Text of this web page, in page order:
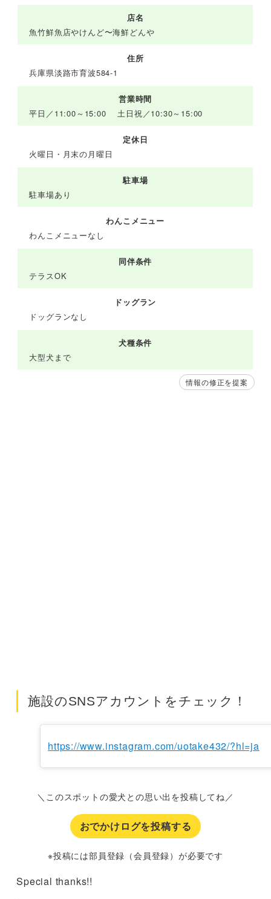
店名
魚竹鮮魚店やけんど〜海鮮どんや
住所
兵庫県淡路市育波584-1
営業時間
平日／11:00～15:00 土日祝／10:30～15:00
定休日
火曜日・月末の月曜日
駐車場
駐車場あり
わんこメニュー
わんこメニューなし
同伴条件
テラスOK
ドッグラン
ドッグランなし
犬種条件
大型犬まで
情報の修正を提案
施設のSNSアカウントをチェック！
https://www.instagram.com/uotake432/?hl=ja
＼このスポットの愛犬との思い出を投稿してね／
おでかけログを投稿する
※投稿には部員登録（会員登録）が必要です
Special thanks!!